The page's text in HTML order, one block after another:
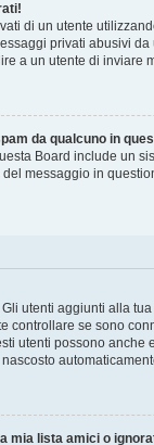
​​di un utente
privati ​​abusivi
a un utente di inviare
da qualcuno in
Board include un
messaggio in
utenti aggiunti alla
controllare se sono
utenti possono anche
mia lista amici o